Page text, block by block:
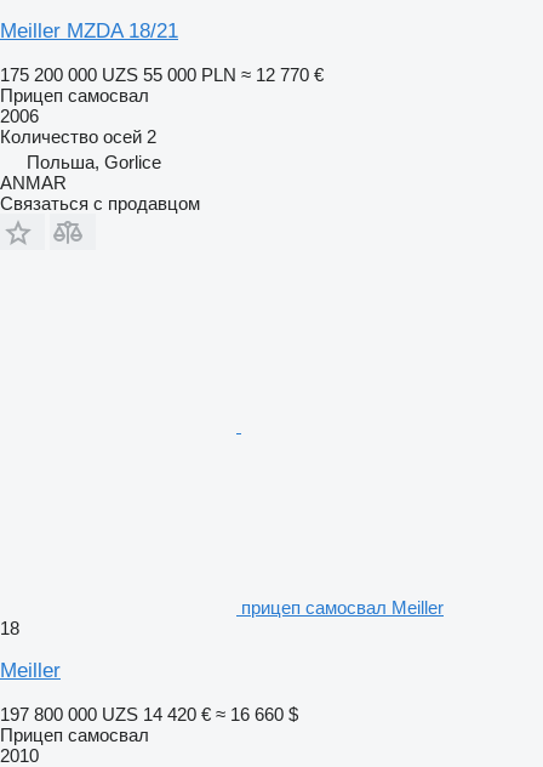
Meiller MZDA 18/21
175 200 000 UZS 55 000 PLN ≈ 12 770 €
Прицеп самосвал
2006
Количество осей 2
Польша, Gorlice
ANMAR
Связаться с продавцом
прицеп самосвал Meiller
18
Meiller
197 800 000 UZS 14 420 € ≈ 16 660 $
Прицеп самосвал
2010